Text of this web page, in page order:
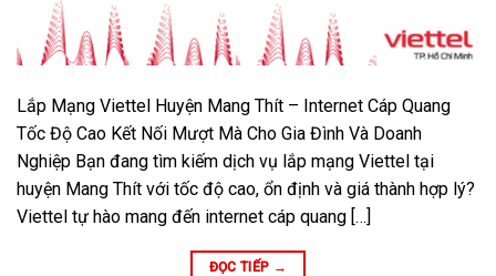
Lắp Mạng Viettel Huyện Mang Thít – Internet Cáp Quang
Tốc Độ Cao Kết Nối Mượt Mà Cho Gia Đình Và Doanh
Nghiệp Bạn đang tìm kiếm dịch vụ lắp mạng Viettel tại
huyện Mang Thít với tốc độ cao, ổn định và giá thành hợp lý?
Viettel tự hào mang đến internet cáp quang […]
ĐỌC TIẾP →